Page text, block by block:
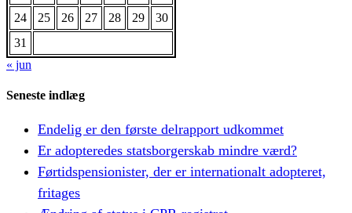
24
25 26 27 28 29
30
31
« jun
Seneste indlæg
Endelig er den første delrapport udkommet
Er adopteredes statsborgerskab mindre værd?
Førtidspensionister, der er internationalt adopteret,
fritages